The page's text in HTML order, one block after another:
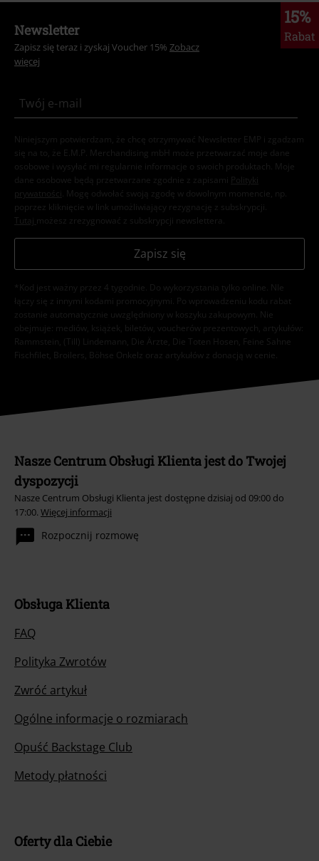
15%
Rabat
Newsletter
Zapisz się teraz i zyskaj Voucher 15% Zobacz
więcej
Niniejszym potwierdzam, że chcę otrzymywać Newsletter EMP i zgadzam
się na to, że E.M.P. Merchandising mbH może przetwarzać moje dane
osobowe i wysyłać mi regularnie informacje o swoich produktach. Moje
dane osobowe będą przetwarzane zgodnie z zapisami
Polityki
prywatności . Mogę odwołać swoją zgodę w dowolnym momencie, np.
poprzez kliknięcie w link umożliwiający rezygnację z subskrypcji.
Tutaj możesz zrezygnować z subskrypcji newslettera.
Zapisz się
*Kod jest ważny przez 4 tygodnie. Do wykorzystania tylko online. NIe
łączy się z innymi kodami promocyjnymi. Po wprowadzeniu kodu rabat
zostanie automatycznie uwzględniony w koszyku zakupowym. Nie
obejmuje: mediów, książek, biletów, voucherów prezentowych, artykułów:
Rammstein, (Till) Lindemann, Die Ärzte, Die Toten Hosen, Feine Sahne
Fischfilet, Broilers, Böhse Onkelz oraz artykułów z donacją w cenie.
Nasze Centrum Obsługi Klienta jest do Twojej
dyspozycji
Nasze Centrum Obsługi Klienta jest dostępne dzisiaj od 09:00 do
17:00. Więcej informacji
Rozpocznij rozmowę
Obsługa Klienta
FAQ
Polityka Zwrotów
Zwróć artykuł
Ogólne informacje o rozmiarach
Opuść Backstage Club
Metody płatności
Oferty dla Ciebie